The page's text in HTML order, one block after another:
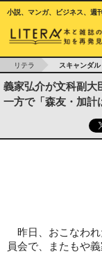
小説、マンガ、ビジネス、週
リテラ スキャンダル
義家弘介が文科副大
一方で「森友・加計
昨日、おこなわれ
員会で、またもや